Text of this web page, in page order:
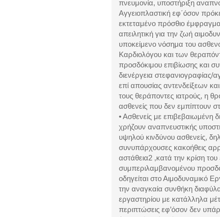
πνευμονία, υποστήριξη
Αγγειοπλαστική εφ΄όσον
εκτεταμένο πρόσθιο
απειλητική για την ζωή
υποκείμενο νόσημα του
Καρδιολόγου και των
προσδόκιμου επιβίωσης και
διενέργεια στεφανιογραφίας/
επί απουσίας αντενδείξεων
τους θεράποντες ιατρούς, η
ασθενείς που δεν εμπίπτουν
• Ασθενείς με
χρήζουν αναπνευστικής
υψηλού κινδύνου ασθενείς,
συνυπάρχουσες κακοήθεις
αστάθεια2 ,κατά την κρίση
συμπεριλαμβανομένου
οδηγείται στο Αιμοδυναμικό
την αναγκαία συνθήκη
εργαστηρίου με κατάλληλα
περιπτώσεις εφ’όσον δεν